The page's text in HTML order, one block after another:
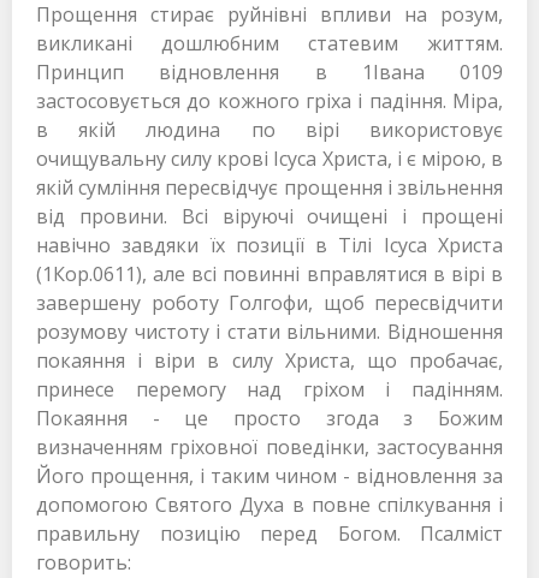
Прощення стирає руйнівні впливи на розум,
викликані дошлюбним статевим життям.
Принцип відновлення в 1Івана 0109
застосовується до кожного гріха і падіння. Міра,
в якій людина по вірі використовує
очищувальну силу крові Ісуса Христа, і є мірою, в
якій сумління пересвідчує прощення і звільнення
від провини. Всі віруючі очищені і прощені
навічно завдяки їх позиції в Тілі Ісуса Христа
(1Кор.0611), але всі повинні вправлятися в вірі в
завершену роботу Голгофи, щоб пересвідчити
розумову чистоту і стати вільними. Відношення
покаяння і віри в силу Христа, що пробачає,
принесе перемогу над гріхом і падінням.
Покаяння - це просто згода з Божим
визначенням гріховної поведінки, застосування
Його прощення, і таким чином - відновлення за
допомогою Святого Духа в повне спілкування і
правильну позицію перед Богом. Псалміст
говорить: